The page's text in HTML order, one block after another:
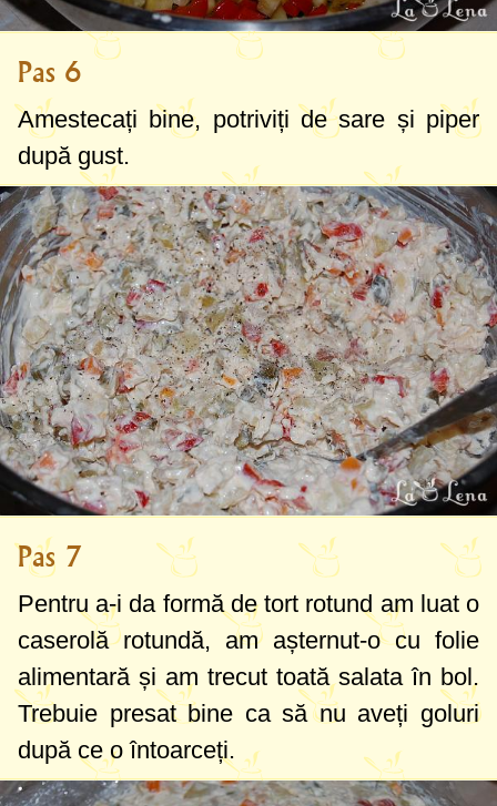
Pas 6
Amestecați bine, potriviți de sare și piper
după gust.
Pas 7
Pentru a-i da formă de tort rotund am luat o
caserolă rotundă, am așternut-o cu folie
alimentară și am trecut toată salata în bol.
Trebuie presat bine ca să nu aveți goluri
după ce o întoarceți.